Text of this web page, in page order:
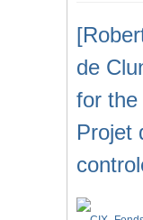
de
for the
Projet